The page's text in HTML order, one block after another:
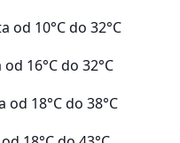
od 10°C do 32°C
16°C do 32°C
18°C do 38°C